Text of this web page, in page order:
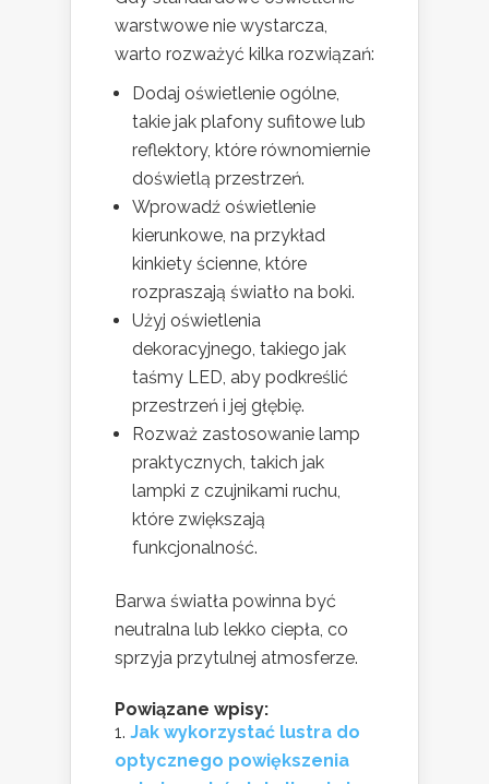
warstwowe nie wystarcza,
warto rozważyć kilka rozwiązań:
Dodaj oświetlenie ogólne,
takie jak plafony sufitowe lub
reflektory, które równomiernie
doświetlą przestrzeń.
Wprowadź oświetlenie
kierunkowe, na przykład
kinkiety ścienne, które
rozpraszają światło na boki.
Użyj oświetlenia
dekoracyjnego, takiego jak
taśmy LED, aby podkreślić
przestrzeń i jej głębię.
Rozważ zastosowanie lamp
praktycznych, takich jak
lampki z czujnikami ruchu,
które zwiększają
funkcjonalność.
Barwa światła powinna być
neutralna lub lekko ciepła, co
sprzyja przytulnej atmosferze.
Powiązane wpisy:
Jak wykorzystać lustra do
optycznego powiększenia